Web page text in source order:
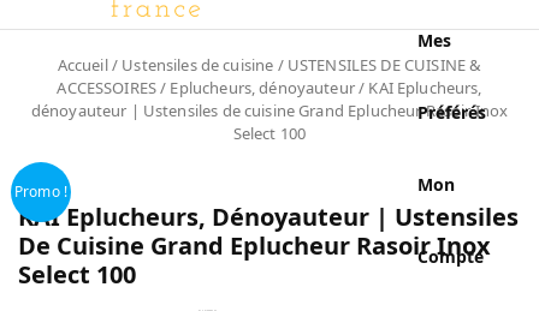
Mes
Préférés
Mon
Compte
Accueil/ Ustensiles de cuisine / USTENSILES DE CUISINE &
ACCESSOIRES/ Eplucheurs, dénoyauteur/ KAI Eplucheurs,
dénoyauteur | Ustensiles de cuisine Grand Eplucheur Rasoir Inox
Select 100
Promo !
KAI Eplucheurs, Dénoyauteur | Ustensiles
De Cuisine Grand Eplucheur Rasoir Inox
Select 100